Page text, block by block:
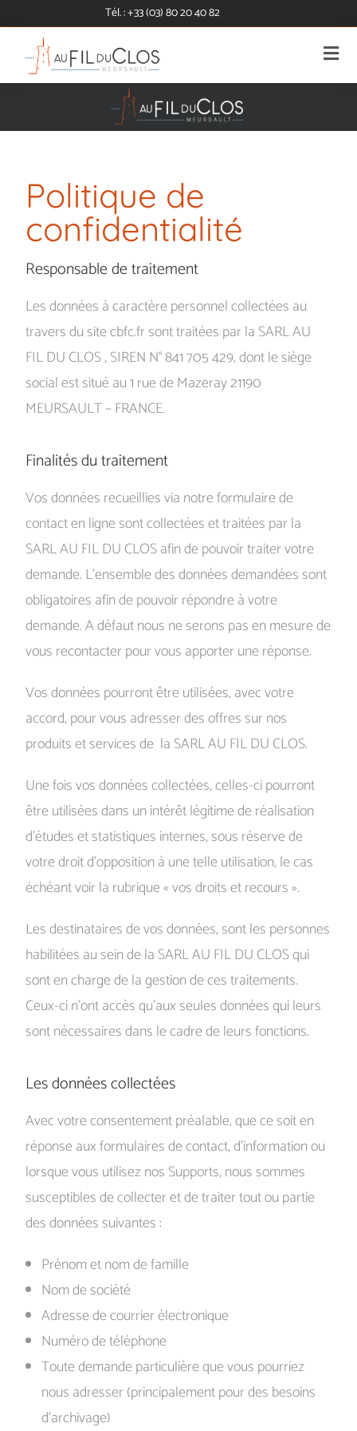
Tél. : +33 (03) 80 20 40 82
Politique de
confidentialité
Responsable de traitement
Les données à caractère personnel collectées au
travers du site cbfc.fr sont traitées par la SARL AU
FIL DU CLOS , SIREN N° 841 705 429, dont le siège
social est situé au 1 rue de Mazeray 21190
MEURSAULT – FRANCE.
Finalités du traitement
Vos données recueillies via notre formulaire de
contact en ligne sont collectées et traitées par la
SARL AU FIL DU CLOS afin de pouvoir traiter votre
demande. L’ensemble des données demandées sont
obligatoires afin de pouvoir répondre à votre
demande. A défaut nous ne serons pas en mesure de
vous recontacter pour vous apporter une réponse.
Vos données pourront être utilisées, avec votre
accord, pour vous adresser des offres sur nos
produits et services de la SARL AU FIL DU CLOS.
Une fois vos données collectées, celles-ci pourront
être utilisées dans un intérêt légitime de réalisation
d’études et statistiques internes, sous réserve de
votre droit d’opposition à une telle utilisation, le cas
échéant voir la rubrique « vos droits et recours ».
Les destinataires de vos données, sont les personnes
habilitées au sein de la SARL AU FIL DU CLOS qui
sont en charge de la gestion de ces traitements.
Ceux-ci n’ont accès qu’aux seules données qui leurs
sont nécessaires dans le cadre de leurs fonctions.
Les données collectées
Avec votre consentement préalable, que ce soit en
réponse aux formulaires de contact, d’information ou
lorsque vous utilisez nos Supports, nous sommes
susceptibles de collecter et de traiter tout ou partie
des données suivantes :
Prénom et nom de famille
Nom de société
Adresse de courrier électronique
Numéro de téléphone
Toute demande particulière que vous pourriez
nous adresser (principalement pour des besoins
d’archivage)
Cookies management panel